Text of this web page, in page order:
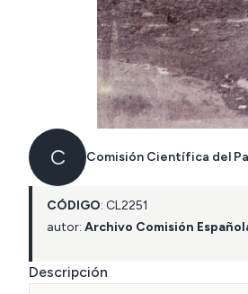
C Comisión Científica del
CÓDIGO: CL2251
autor: Archivo Comisión
Descripción